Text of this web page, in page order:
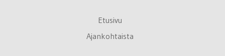
Etusivu
Ajankohtaista